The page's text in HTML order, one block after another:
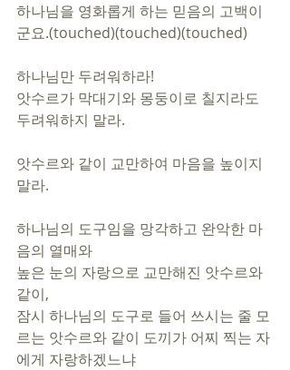
하나님을 영화롭게 하는 믿음의 고백이
군요.(touched)(touched)(touched)
하나님만 두려워하라!
앗수르가 막대기와 몽둥이로 칠지라도
두려워하지 말라.
앗수르와 같이 교만하여 마음을 높이지
말라.
하나님의 도구임을 망각하고 완악한 마
음의 열매와
높은 눈의 자랑으로 교만해진 앗수르와
같이,
잠시 하나님의 도구로 들어 쓰시는 줄 모
르는 앗수르와 같이 도끼가 어찌 찍는 자
에게 자랑하겠느냐